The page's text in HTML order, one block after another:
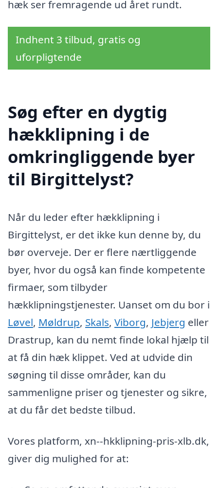
hæk ser fremragende ud året rundt.
Indhent 3 tilbud, gratis og
uforpligtende
Søg efter en dygtig
hækklipning i de
omkringliggende byer
til Birgittelyst?
Når du leder efter hækklipning i
Birgittelyst, er det ikke kun denne by, du
bør overveje. Der er flere nærtliggende
byer, hvor du også kan finde kompetente
firmaer, som tilbyder
hækklipningstjenester. Uanset om du bor i
Løvel, Møldrup, Skals, Viborg, Jebjerg eller
Drastrup, kan du nemt finde lokal hjælp til
at få din hæk klippet. Ved at udvide din
søgning til disse områder, kan du
sammenligne priser og tjenester og sikre,
at du får det bedste tilbud.
Vores platform, xn--hkklipning-pris-xlb.dk,
giver dig mulighed for at: